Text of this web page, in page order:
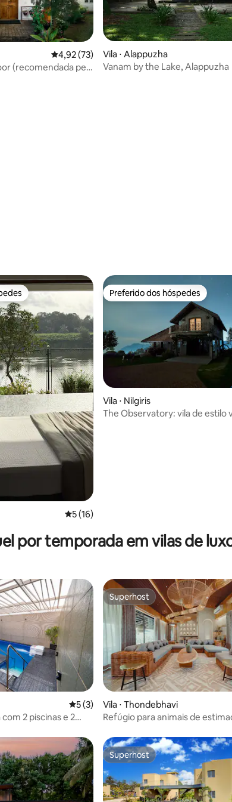
36 avaliações
4,92 de uma avaliação média de 5, 73
4,92 (73)
(recomendada pela
Vila ⋅ Alappuzha
Vanam by the Lake, Alappuzha
101 avaliações
5 de uma avaliação média de 5, 16
5 (16)
Preferido dos hóspedes
Preferido dos hóspedes
Vila ⋅ Nilgiris
The Observatory: vila de estilo
por temporada em vilas de
31 avaliações 5 de uma avaliação média de 5, 3
5 (3)
2 piscinas e 2
Superhost
Superhost
Vila ⋅ Thondebhavi
Refúgio para animais de
compartilhada
Superhost
Superhost